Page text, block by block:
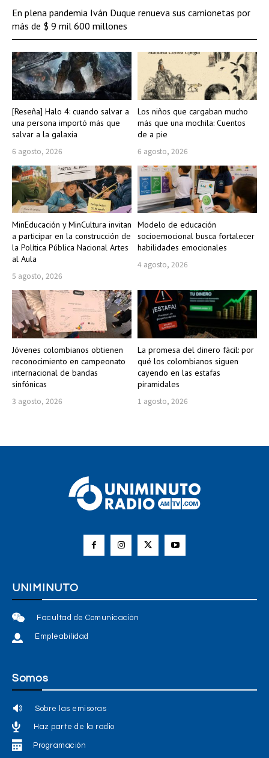
[Reseña] Halo 4: cuando salvar a
una persona importó más que
salvar a la galaxia
6 agosto, 2026
Los niños que cargaban mucho
más que una mochila: Cuentos
de a pie
6 agosto, 2026
MinEducación y MinCultura invitan
a participar en la construcción de
la Política Pública Nacional Artes
al Aula
5 agosto, 2026
Modelo de educación
socioemocional busca fortalecer
habilidades emocionales
4 agosto, 2026
Jóvenes colombianos obtienen
reconocimiento en campeonato
internacional de bandas
sinfónicas
3 agosto, 2026
La promesa del dinero fácil: por
qué los colombianos siguen
cayendo en las estafas
piramidales
1 agosto, 2026
En plena pandemia Iván Duque renueva sus camionetas por
más de $ 9 mil 600 millones
UNIMINUTO
Facultad de Comunicación
Empleabilidad
Somos
Sobre las emisoras
Haz parte de la radio
Programación